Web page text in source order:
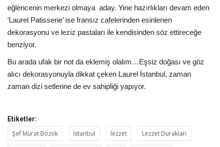
eğlencenin merkezi olmaya aday. Yine hazırlıkları devam eden
‘Laurel Patisserie’ ise fransız cafelerinden esinlenen
dekorasyonu ve leziz pastaları ile kendisinden söz ettireceğe
benziyor.
Bu arada ufak bir not da eklemiş olalım…Eşsiz doğası ve göz
alıcı dekorasyonuyla dikkat çeken Laurel İstanbul, zaman
zaman dizi setlerine de ev sahipliği yapıyor.
Etiketler:
Şef Murat Bozok İstanbul lezzet Lezzet Durakları